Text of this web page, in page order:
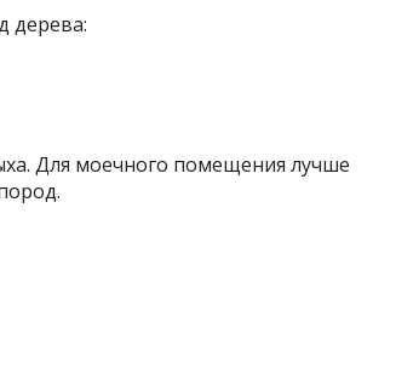
дерева:
Для моечного помещения лучше